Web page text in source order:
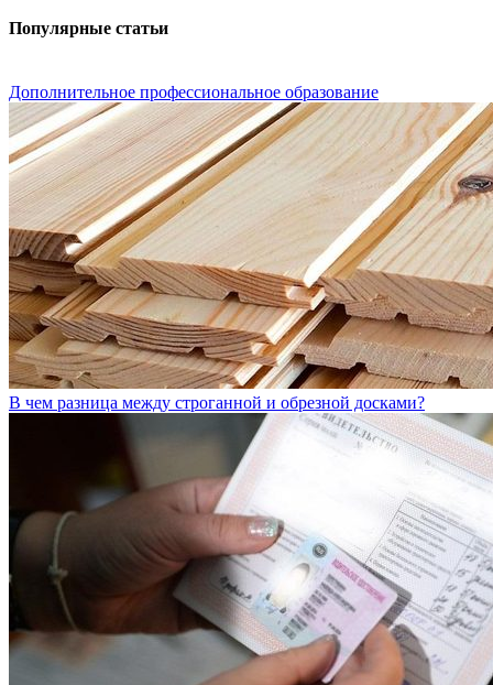
Популярные статьи
Дополнительное профессиональное образование
В чем разница между строганной и обрезной досками?